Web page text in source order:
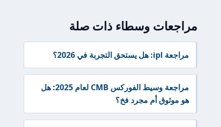
مراجعات وسطاء ذات صلة
مراجعة ipl: هل يستحق التجربة في 2026؟
مراجعة وسيط الفوركس CMB لعام 2025: هل
هو موثوق أم مجرد فخ؟